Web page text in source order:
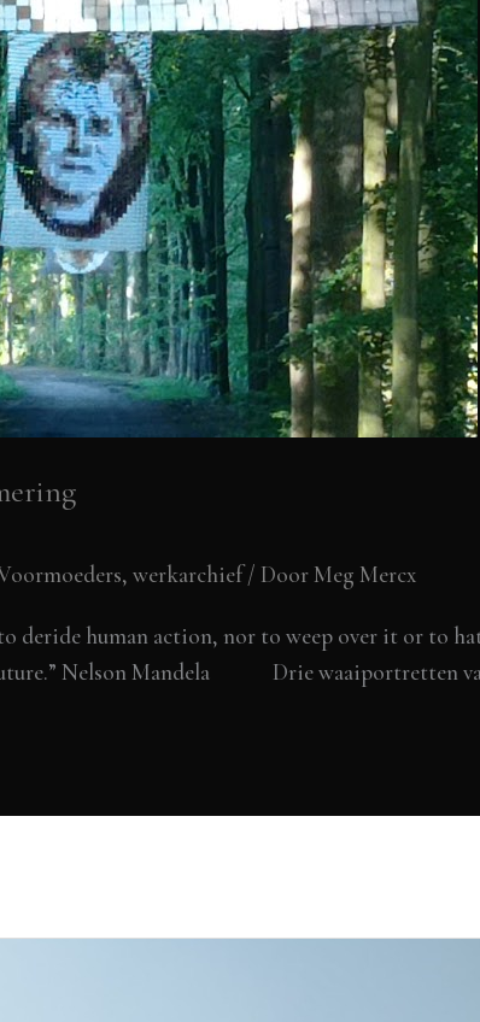
, werkarchief/ Door Meg Mercx
deride human action, nor to weep over it or to
Nelson Mandela Drie waaiportretten